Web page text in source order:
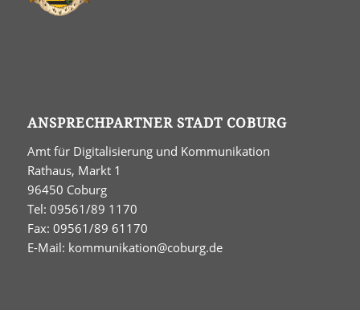
ANSPRECHPARTNER STADT COBURG
Amt für Digitalisierung und Kommunikation
Rathaus, Markt 1
96450 Coburg
Tel: 09561/89 1170
Fax: 09561/89 61170
E-Mail: kommunikation@coburg.de